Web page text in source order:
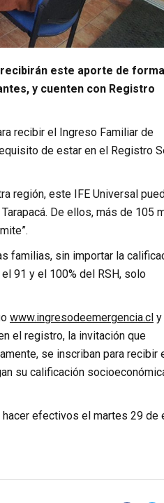
este aporte de forma
y cuenten con Registro
recibir el Ingreso Familiar de
de estar en el Registro
región, este IFE Universal
De ellos, más de 105
familias, sin importar la
91 y el 100% del RSH, solo
www.ingresodeemergencia.cl
el registro, la invitación que
se inscriban para recibir
su calificación
hacer efectivos el martes 29 de